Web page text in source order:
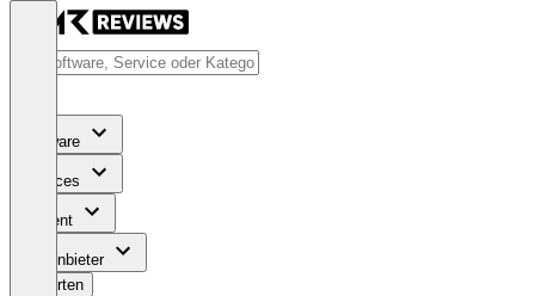
Software
Services
Content
Für Anbieter
Bewerten